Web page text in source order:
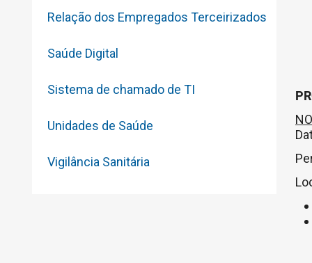
Relação dos Empregados Terceirizados
Saúde Digital
Sistema de chamado de TI
Unidades de Saúde
Vigilância Sanitária